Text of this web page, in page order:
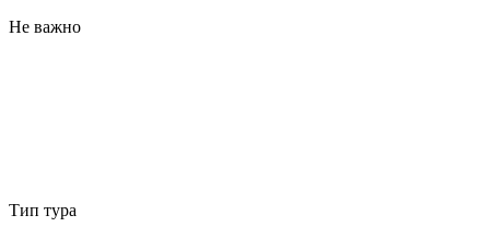
Не важно
Тип тура